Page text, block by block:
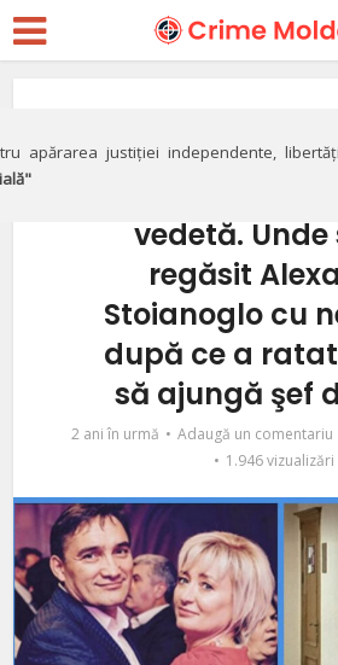
apărarea justiției independente,
Soţul – pe
vedetă.
regăsit
Stoianoglo cu
după ce a
să ajungă şef
2 ani în urmă Adaugă un comentariu
1.946 vizualizări